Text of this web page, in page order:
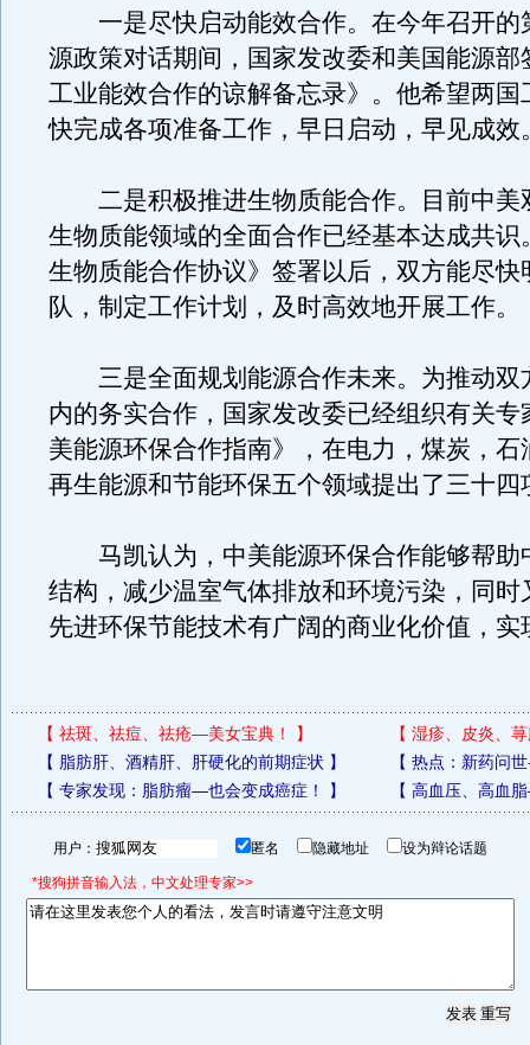
一是尽快启动能效合作。在今年召开的
源政策对话期间，国家发改委和美国能源部
工业能效合作的谅解备忘录》。他希望两国
快完成各项准备工作，早日启动，早见成效
二是积极推进生物质能合作。目前中美
生物质能领域的全面合作已经基本达成共识
生物质能合作协议》签署以后，双方能尽快
队，制定工作计划，及时高效地开展工作。
三是全面规划能源合作未来。为推动双
内的务实合作，国家发改委已经组织有关专
美能源环保合作指南》，在电力，煤炭，石
再生能源和节能环保五个领域提出了三十四
马凯认为，中美能源环保合作能够帮助
结构，减少温室气体排放和环境污染，同时
先进环保节能技术有广阔的商业化价值，实
【 祛斑、祛痘、祛疮—美女宝典！ 】 【 湿疹、皮炎、
【 脂肪肝、酒精肝、肝硬化的前期症状 】 【 热点：新药问
【 专家发现：脂肪瘤—也会变成癌症！ 】 【 高血压、高血
用户： 匿名 隐藏地址 设为辩论话题
*搜狗拼音输入法，中文处理专家>>